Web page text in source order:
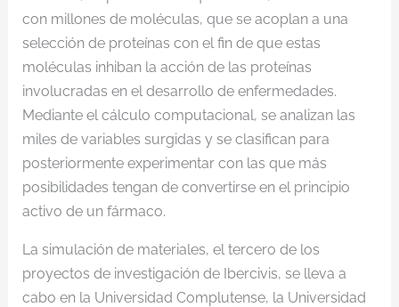
con millones de moléculas, que se acoplan a una
selección de proteínas con el fin de que estas
moléculas inhiban la acción de las proteínas
involucradas en el desarrollo de enfermedades.
Mediante el cálculo computacional, se analizan las
miles de variables surgidas y se clasifican para
posteriormente experimentar con las que más
posibilidades tengan de convertirse en el principio
activo de un fármaco.
La simulación de materiales, el tercero de los
proyectos de investigación de Ibercivis, se lleva a
cabo en la Universidad Complutense, la Universidad